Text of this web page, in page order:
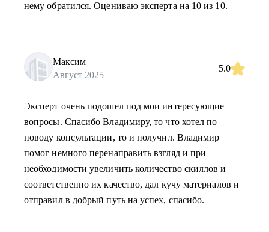
нему обратился. Оцениваю эксперта на 10 из 10.
Максим
Август 2025
5.0
Эксперт очень подошел под мои интересующие
вопросы. Спасибо Владимиру, то что хотел по
поводу консультации, то и получил. Владимир
помог немного перенаправить взгляд и при
необходимости увеличить количество скиллов и
соответственно их качество, дал кучу материалов и
отправил в добрый путь на успех, спасибо.